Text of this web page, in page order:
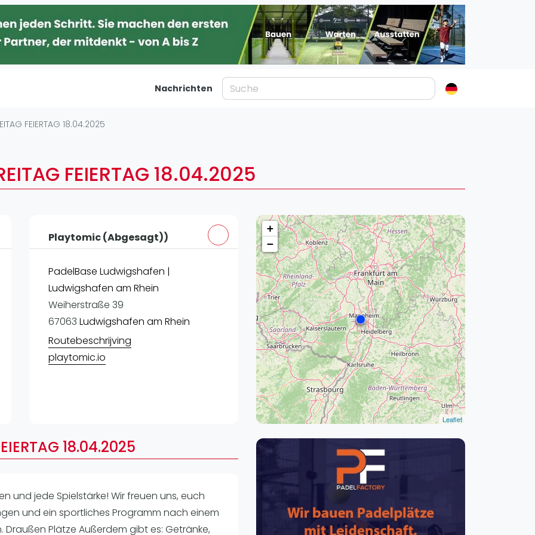
Die Geschichte von Padel
Regeln und Punktzählung
Video
Padel Basistechnik
Frankfurt am Main
Stuttgart
Düsseldorf
Leipzig
Dortmund
Essen
Nachrichten
FEIERTAG 18.04.2025
FEIERTAG 18.04.2025
Playtomic (Abgesagt))
PadelBase Ludwigshafen |
Ludwigshafen am Rhein
Weiherstraße 39
67063 Ludwigshafen am Rhein
Routebeschrijving
playtomic.io
+
−
Leaflet
18.04.2025
und jede Spielstärke! Wir freuen uns, euch
und ein sportliches Programm nach einem
Plätze Außerdem gibt es: Getränke,